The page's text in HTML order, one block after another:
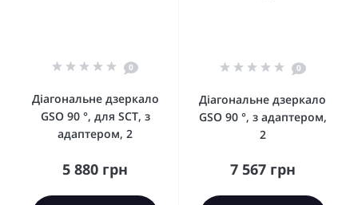
0
Діагональне дзеркало
GSO 90 °, для SCT, з
адаптером, 2
5 880 грн
0
Діагональне дзеркало
GSO 90 °, з адаптером,
2
7 567 грн